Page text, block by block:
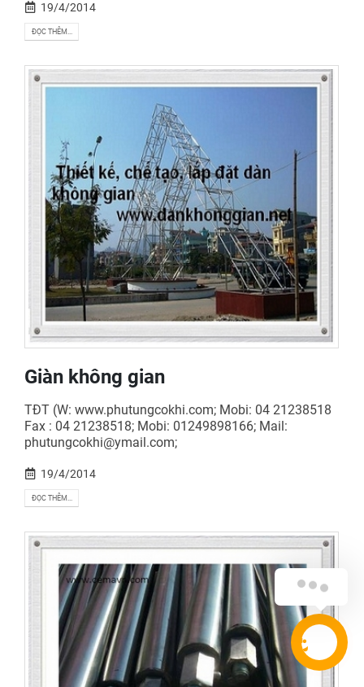
19/4/2014
ĐỌC THÊM...
Giàn không gian
TĐT (W: www.phutungcokhi.com; Mobi: 04 21238518
Fax : 04 21238518; Mobi: 01249898166; Mail:
phutungcokhi@ymail.com;
19/4/2014
ĐỌC THÊM...
LIÊN HỆ
Xin chào quý khách!
Quý khách cần hỗ trợ gì ạ?